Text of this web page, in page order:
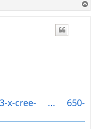
a
u
3-x-cree- ... 650-